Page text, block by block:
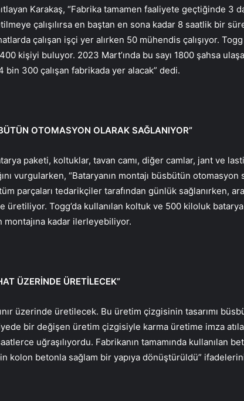
Karakaş, “Fabrika tamamen faaliyete geçtiğinde 3
çalışılırsa en baştan en sona kadar 8 saatlik bir
çalışan işçi yer alırken 50 mühendis çalışıyor. Togg
kişiyi buluyor. 2023 Mart’ında bu sayı 1800 şahsa
bin 300 çalışan fabrikada yer alacak” dedi.
OTOMASYON OLARAK SAĞLANIYOR”
paketi, koltuklar, tavan camı, diğer camlar, jant ve
vurgularken, “Bataryanın montajı büsbütün
parçaları tedarikçiler tarafından günlük sağlanırken,
üretiliyor. Togg’da kullanılan koltuk ve 500 kiloluk
montajına kadar ilerleyebiliyor.
ÜZERİNDE ÜRETİLECEK”
üzerinde üretilecek. Bu üretim çizgisinin tasarımı
bir değişen üretim çizgisiyle karma üretime imza
uğraşılıyordu. Fabrikanın tamamında kullanılan
kolon betonla sağlam bir yapıya dönüştürüldü”